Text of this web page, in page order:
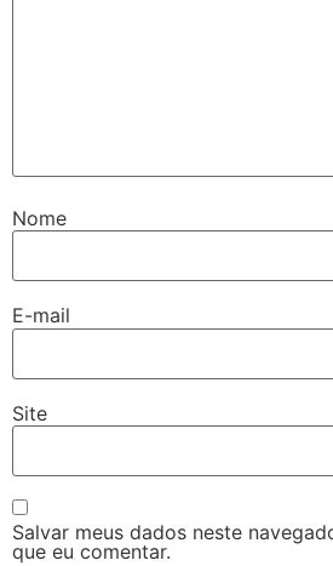
Nome
E-mail
Site
Salvar meus dados neste
que eu comentar.